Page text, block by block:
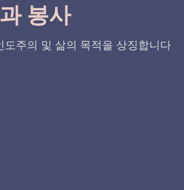
봉사
도주의 및 삶의 목적을 상징합니다